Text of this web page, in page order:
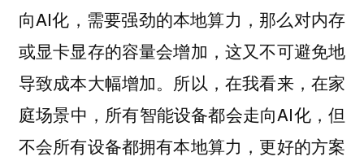
向AI化，需要强劲的本地算力，那么对内存
或显卡显存的容量会增加，这又不可避免地
导致成本大幅增加。所以，在我看来，在家
庭场景中，所有智能设备都会走向AI化，但
不会所有设备都拥有本地算力，更好的方案